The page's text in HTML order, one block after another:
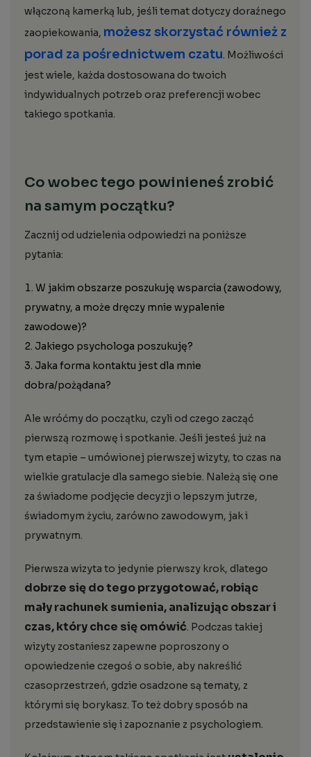
włączoną kamerką lub, jeśli temat dotyczy doraźnego
zaopiekowania, możesz skorzystać również z
porad za pośrednictwem czatu. Możliwości
jest wiele, każda dostosowana do twoich
indywidualnych potrzeb oraz preferencji wobec
takiego spotkania.
Co wobec tego powinieneś zrobić
na samym początku?
Zacznij od udzielenia odpowiedzi na poniższe
pytania:
W jakim obszarze poszukuję wsparcia (zawodowy,
prywatny, a może dręczy mnie wypalenie
zawodowe)?
Jakiego psychologa poszukuję?
Jaka forma kontaktu jest dla mnie
dobra/pożądana?
Ale wróćmy do początku, czyli od czego zacząć
pierwszą rozmowę i spotkanie. Jeśli jesteś już na
tym etapie – umówionej pierwszej wizyty, to czas na
wielkie gratulacje dla samego siebie. Należą się one
za świadome podjęcie decyzji o lepszym jutrze,
świadomym życiu, zarówno zawodowym, jak i
prywatnym.
Pierwsza wizyta to jedynie pierwszy krok, dlatego
dobrze się do tego przygotować, robiąc
mały rachunek sumienia, analizując obszar i
czas, który chce się omówić. Podczas takiej
wizyty zostaniesz zapewne poproszony o
opowiedzenie czegoś o sobie, aby nakreślić
czasoprzestrzeń, gdzie osadzone są tematy, z
którymi się borykasz. To też dobry sposób na
przedstawienie się i zapoznanie z psychologiem.